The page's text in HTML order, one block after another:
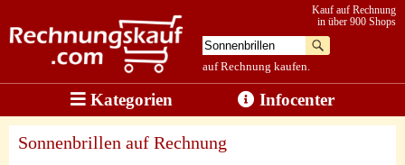
auf Rechnung kaufen.
Kauf auf Rechnung
in über 900 Shops
Kategorien Infocenter
Sonnenbrillen auf Rechnung